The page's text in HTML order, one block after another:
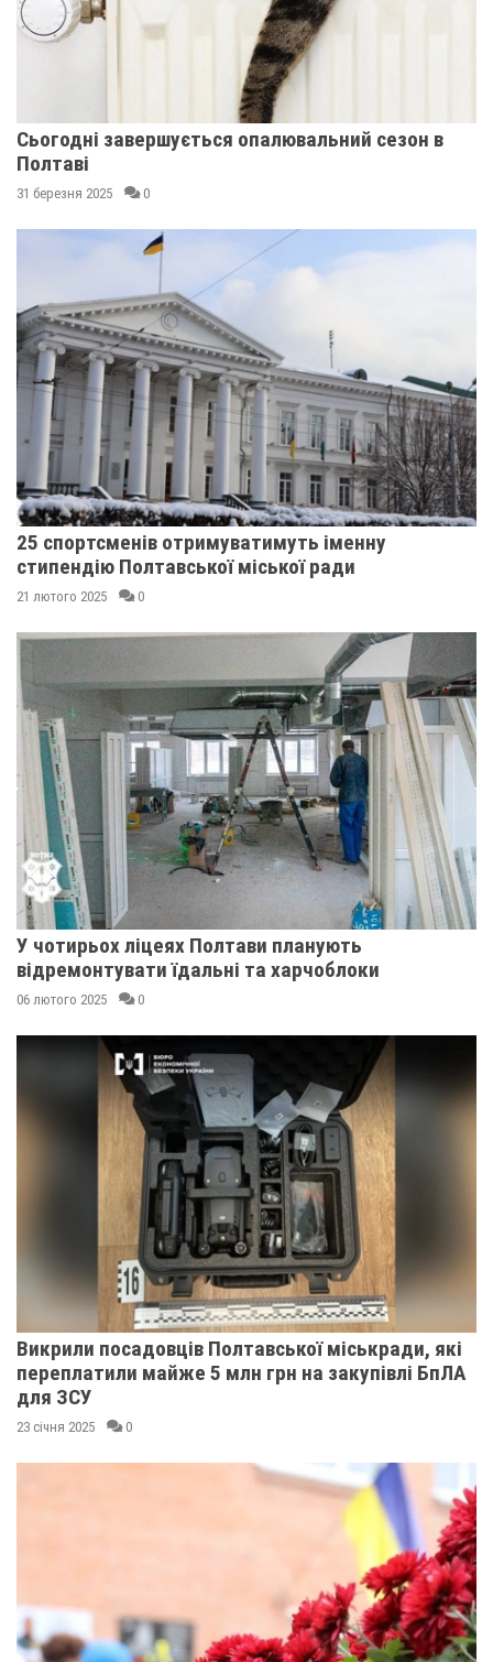
Сьогодні завершується опалювальний сезон в
Полтаві
31 березня 2025 0
25 спортсменів отримуватимуть іменну
стипендію Полтавської міської ради
21 лютого 2025 0
У чотирьох ліцеях Полтави планують
відремонтувати їдальні та харчоблоки
06 лютого 2025 0
Викрили посадовців Полтавської міськради, які
переплатили майже 5 млн грн на закупівлі БпЛА
для ЗСУ
23 січня 2025 0